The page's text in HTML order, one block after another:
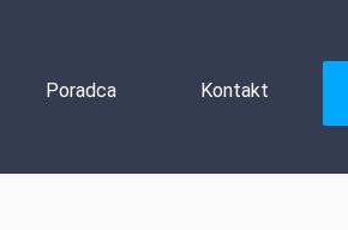
Poradca Kontakt